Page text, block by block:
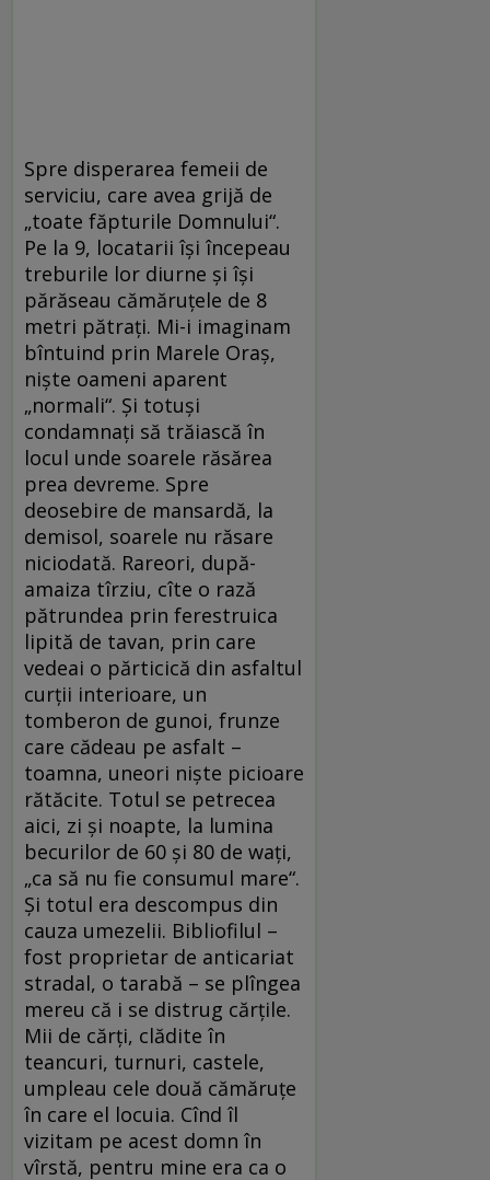
Spre disperarea femeii de
serviciu, care avea grijă de
„toate făpturile Domnului“.
Pe la 9, locatarii îşi începeau
treburile lor diurne şi îşi
părăseau cămăruţele de 8
metri pătraţi. Mi-i imaginam
bîntuind prin Marele Oraş,
nişte oameni aparent
„normali“. Şi totuşi
condamnaţi să trăiască în
locul unde soarele răsărea
prea devreme. Spre
deosebire de mansardă, la
demisol, soarele nu răsare
niciodată. Rareori, după-
amaiza tîrziu, cîte o rază
pătrundea prin ferestruica
lipită de tavan, prin care
vedeai o părticică din asfaltul
curţii interioare, un
tomberon de gunoi, frunze
care cădeau pe asfalt –
toamna, uneori nişte picioare
rătăcite. Totul se petrecea
aici, zi şi noapte, la lumina
becurilor de 60 şi 80 de waţi,
„ca să nu fie consumul mare“.
Şi totul era descompus din
cauza umezelii. Bibliofilul –
fost proprietar de anticariat
stradal, o tarabă – se plîngea
mereu că i se distrug cărţile.
Mii de cărţi, clădite în
teancuri, turnuri, castele,
umpleau cele două cămăruţe
în care el locuia. Cînd îl
vizitam pe acest domn în
vîrstă, pentru mine era ca o